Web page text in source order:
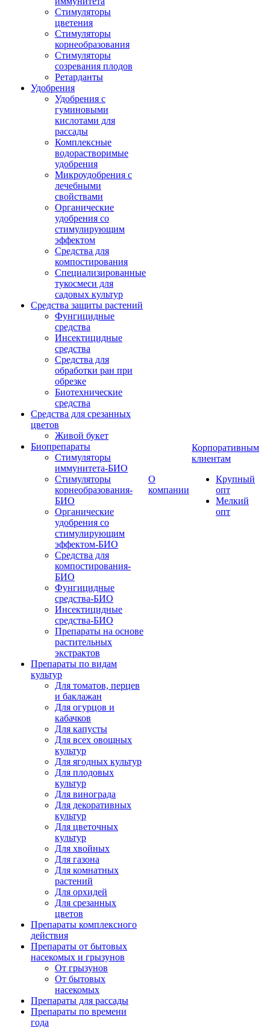
Стимуляторы
цветения
Стимуляторы
корнеобразования
Стимуляторы
созревания плодов
Ретарданты
Удобрения
Удобрения с
гуминовыми
кислотами для
рассады
Комплексные
водорастворимые
удобрения
Микроудобрения с
лечебными
свойствами
Органические
удобрения со
стимулирующим
эффектом
Средства для
компостирования
Специализированные
тукосмеси для
садовых культур
Средства защиты растений
Фунгицидные
средства
Инсектицидные
средства
Средства для
обработки ран при
обрезке
Биотехнические
средства
Средства для срезанных
цветов
Живой букет
Биопрепараты
Стимуляторы
иммунитета-БИО
Стимуляторы
корнеобразования-
БИО
Органические
удобрения со
стимулирующим
эффектом-БИО
Средства для
компостирования-
БИО
Фунгицидные
средства-БИО
Инсектицидные
средства-БИО
Препараты на основе
растительных
экстрактов
Препараты по видам
культур
Для томатов, перцев
и баклажан
Для огурцов и
кабачков
Для капусты
Для всех овощных
культур
Для ягодных культур
Для плодовых
культур
Для винограда
Для декоративных
культур
Для цветочных
культур
Для хвойных
Для газона
Для комнатных
растений
Для орхидей
Для срезанных
цветов
Препараты комплексного
действия
Препараты от бытовых
насекомых и грызунов
От грызунов
От бытовых
насекомых
Препараты для рассады
Препараты по времени
года
О
компании
Корпоративным
клиентам
Крупный
опт
Мелкий
опт